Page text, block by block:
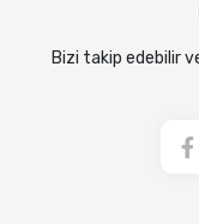
Bizi takip edebilir